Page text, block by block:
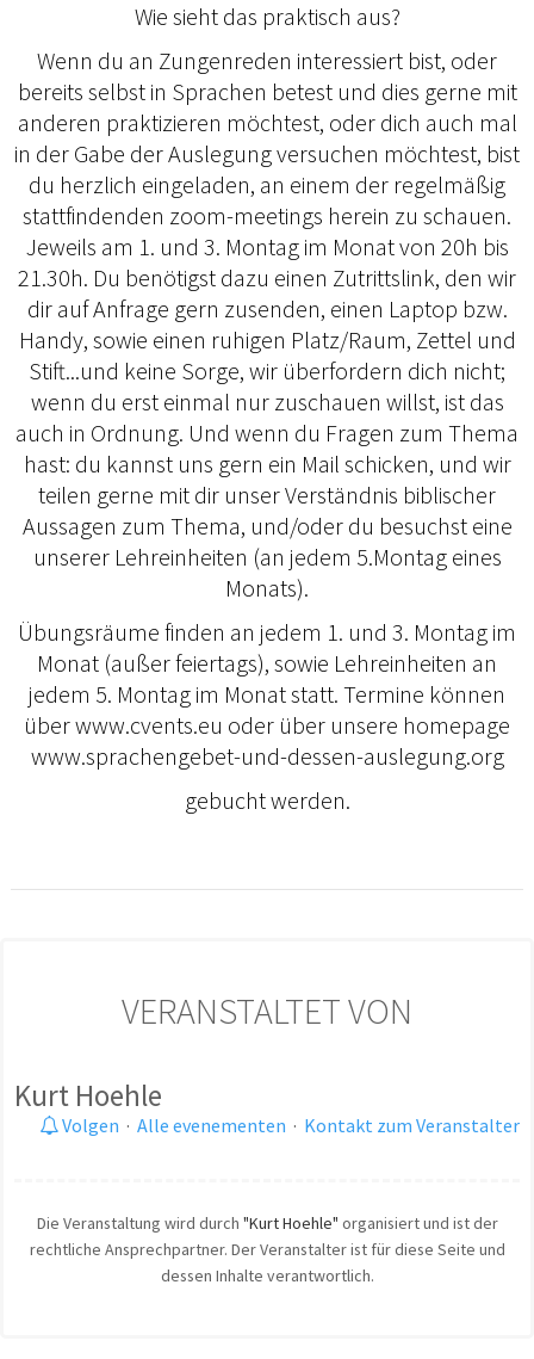
Wie sieht das praktisch aus?
Wenn du an Zungenreden interessiert bist, oder
bereits selbst in Sprachen betest und dies gerne mit
anderen praktizieren möchtest, oder dich auch mal
in der Gabe der Auslegung versuchen möchtest, bist
du herzlich eingeladen, an einem der regelmäßig
stattfindenden zoom-meetings herein zu schauen.
Jeweils am 1. und 3. Montag im Monat von 20h bis
21.30h. Du benötigst dazu einen Zutrittslink, den wir
dir auf Anfrage gern zusenden, einen Laptop bzw.
Handy, sowie einen ruhigen Platz/Raum, Zettel und
Stift...und keine Sorge, wir überfordern dich nicht;
wenn du erst einmal nur zuschauen willst, ist das
auch in Ordnung. Und wenn du Fragen zum Thema
hast: du kannst uns gern ein Mail schicken, und wir
teilen gerne mit dir unser Verständnis biblischer
Aussagen zum Thema, und/oder du besuchst eine
unserer Lehreinheiten (an jedem 5.Montag eines
Monats).
Übungsräume finden an jedem 1. und 3. Montag im
Monat (außer feiertags), sowie Lehreinheiten an
jedem 5. Montag im Monat statt. Termine können
über www.cvents.eu oder über unsere homepage
www.sprachengebet-und-dessen-auslegung.org
gebucht werden.
VERANSTALTET VON
Kurt Hoehle
Volgen · Alle evenementen · Kontakt zum Veranstalter
Die Veranstaltung wird durch "Kurt Hoehle" organisiert und ist der
rechtliche Ansprechpartner. Der Veranstalter ist für diese Seite und
dessen Inhalte verantwortlich.